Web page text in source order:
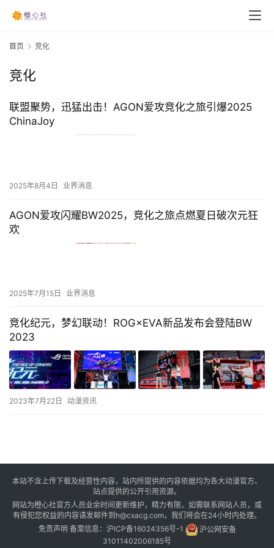
首页 竞化
竞化
联盟聚势，迅猛出击！AGON爱攻竞化之旅引爆2025
ChinaJoy
2025年8月4日 业界消息
AGON爱攻闪耀BW2025，竞化之旅点燃夏日破次元狂
欢
2025年7月15日 业界消息
竞化纪元，梦幻联动！ROG×EVA新品发布会登陆BW
2023
2023年7月22日 动漫资讯
本站不含上传下载及经营性内容，站内所提供的内容依据均为各大动漫官方、
站点提供的公开引用资源。
网站为橙心社官方人员业余时间更新维护，精力有限，如需联系网站人员，或
有侵犯您权益的内容请发邮件到h@cxacg.com，我们将会在24小时内处理。
免责声明 备案信息： 沪ICP备16024356号-1
沪公网安备
31011402006185号